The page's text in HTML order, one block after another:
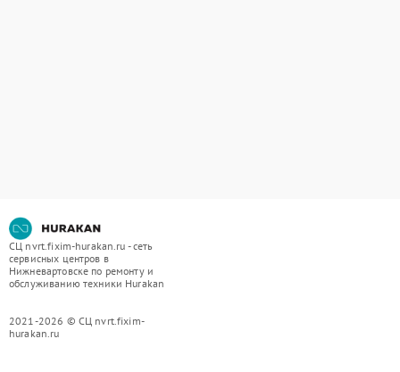
СЦ nvrt.fixim-hurakan.ru - сеть
сервисных центров в
Нижневартовске по ремонту и
обслуживанию техники Hurakan
2021-2026 © СЦ nvrt.fixim-
hurakan.ru